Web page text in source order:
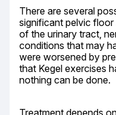
There are several
significant pelvic
of the urinary tract,
conditions that may
were worsened by
that Kegel exercises
nothing can be done.
Treatment depends